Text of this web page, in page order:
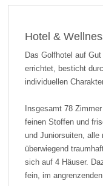
Hotel &
Das Golfhotel auf
errichtet, besticht
individuellen
Insgesamt 78
feinen Stoffen und
und Juniorsuiten, alle
überwiegend
sich auf 4 Häuser.
fein, im